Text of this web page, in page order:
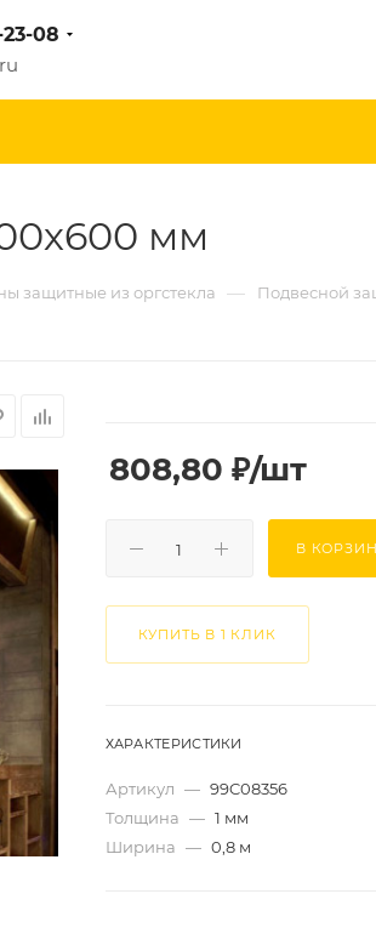
08
мм
защитные из оргстекла — Подвесной
808,80 ₽/шт
В
КУПИТЬ В 1 КЛИК
ХАРАКТЕРИСТИКИ
Артикул — 99C08356
Толщина — 1 мм
Ширина — 0,8 м